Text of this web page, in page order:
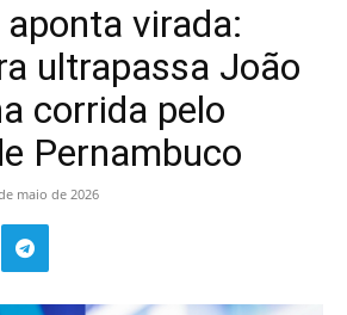
virada:
ultrapassa João
corrida pelo
Pernambuco
maio de 2026